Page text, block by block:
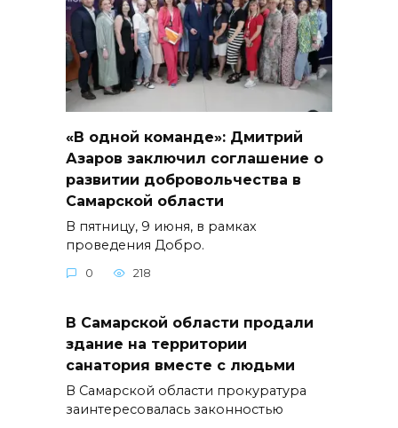
«В одной команде»: Дмитрий
Азаров заключил соглашение о
развитии добровольчества в
Самарской области
В пятницу, 9 июня, в рамках
проведения Добро.
0 218
В Самарской области продали
здание на территории
санатория вместе с людьми
В Самарской области прокуратура
заинтересовалась законностью